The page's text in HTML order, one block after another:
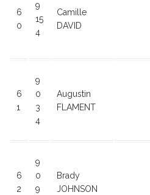
6
0
9
15
4
Camille
DAVID
6
1
9
0
3
4
Augustin
FLAMENT
6
2
9
0
9
Brady
JOHNSON